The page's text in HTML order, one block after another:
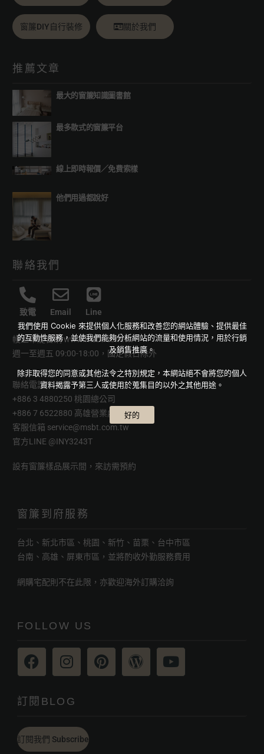
窗簾DIY自行裝修 關於我們
推薦文章
最大的窗簾知識圖書館
最多款式的窗簾平台
線上即時報價／免費索樣
他們用過都說好
聯絡我們
致電 Email Line
幔室布緹官網www.msbt.com.tw
週一至週五 09:00-18:00，國定假日除外
聯絡電話
+886 3 4880250 桃園總公司
+886 7 6522880 高雄營業處
客服信箱 service@msbt.com.tw
官方LINE @INY3243T
設有窗簾樣品展示間，來訪需預約
窗簾到府服務
台北、新北市區、桃園、新竹、苗栗、台中市區
台南、高雄、屏東市區，並將酌收外勤服務費用
網購宅配則不在此限，亦歡迎海外訂購洽詢
FOLLOW US
訂閱BLOG
訂閱我們 Subscribe
我們使用 Cookie 來提供個人化服務和改善您的網站體驗、提供最佳
的互動性服務，並使我們能夠分析網站的流量和使用情況，用於行銷
及銷售推廣。
除非取得您的同意或其他法令之特別規定，本網站絕不會將您的個人
資料揭露予第三人或使用於蒐集目的以外之其他用途。
好的